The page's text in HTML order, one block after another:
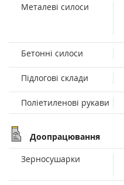
Металеві силоси
Бетонні силоси
Підлогові склади
Поліетиленові рукави
Доопрацювання
Зерносушарки